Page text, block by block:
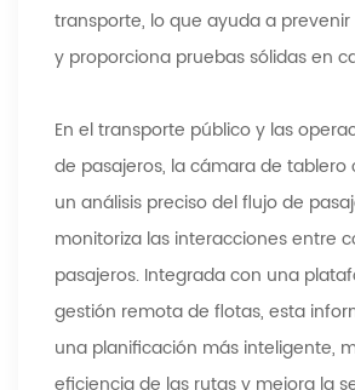
transporte, lo que ayuda a
y proporciona pruebas sólidas en
En el transporte público y las
de pasajeros, la cámara de tablero
un análisis preciso del flujo de
monitoriza las interacciones entre
pasajeros. Integrada con una
gestión remota de flotas, esta
una planificación más inteligente,
eficiencia de las rutas y mejora la